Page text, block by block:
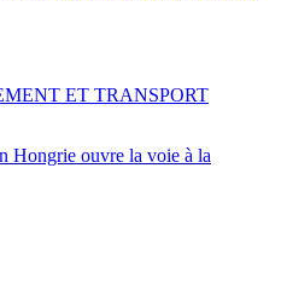
Hongrie ouvre la voie à la
ET TRANSPORT